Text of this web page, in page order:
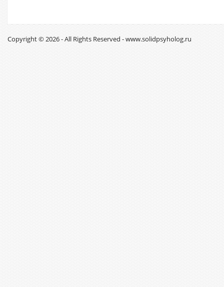
Copyright © 2026 - All Rights Reserved - www.solidpsyholog.ru